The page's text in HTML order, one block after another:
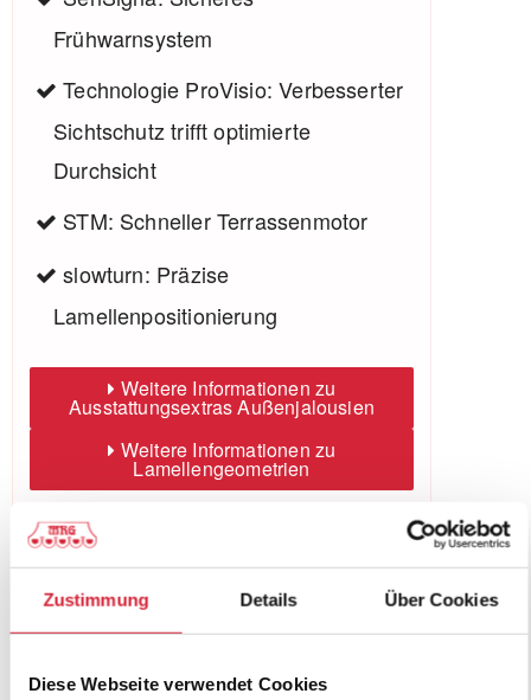
Zustimmung Details Über Cookies
Diese Webseite verwendet Cookies
Frühwarnsystem
Technologie ProVisio: Verbesserter
Sichtschutz trifft optimierte
Durchsicht
STM: Schneller Terrassenmotor
slowturn: Präzise
Lamellenpositionierung
Weitere Informationen zu
Ausstattungsextras Außenjalousien
Weitere Informationen zu
Lamellengeometrien
Farben
Weitere Informationen